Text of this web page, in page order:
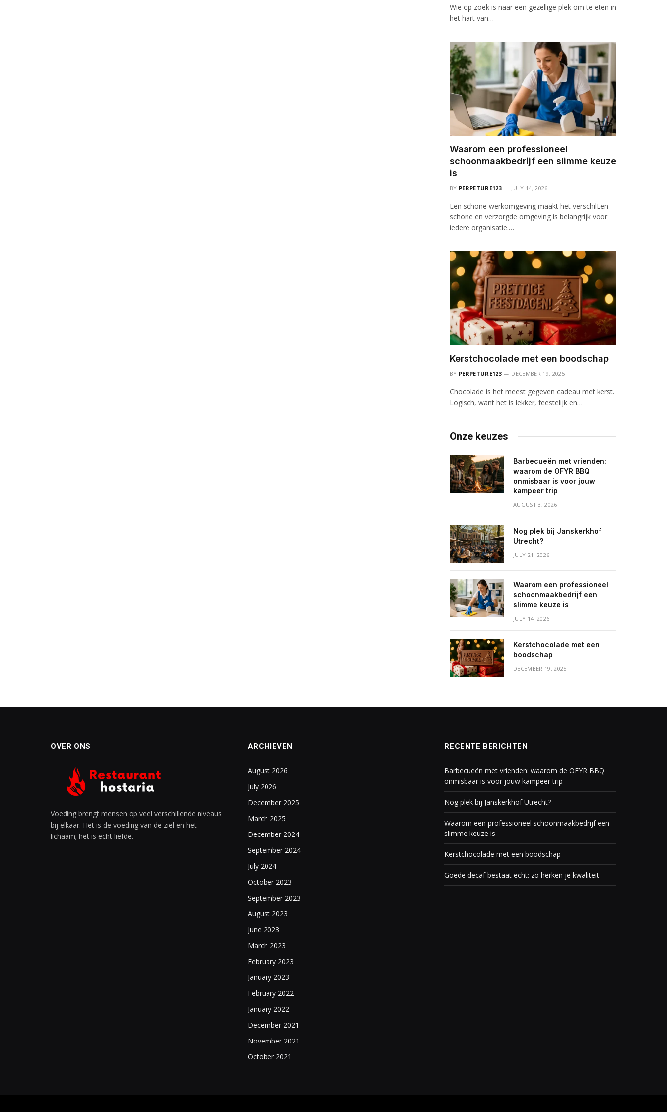
Wie op zoek is naar een gezellige plek om te eten in
het hart van…
Waarom een professioneel
schoonmaakbedrijf een slimme keuze
is
BY PERPETURE123 JULY 14, 2026
Een schone werkomgeving maakt het verschilEen
schone en verzorgde omgeving is belangrijk voor
iedere organisatie.…
Kerstchocolade met een boodschap
BY PERPETURE123 DECEMBER 19, 2025
Chocolade is het meest gegeven cadeau met kerst.
Logisch, want het is lekker, feestelijk en…
Onze keuzes
Barbecueën met vrienden:
waarom de OFYR BBQ
onmisbaar is voor jouw
kampeer trip
AUGUST 3, 2026
Nog plek bij Janskerkhof
Utrecht?
JULY 21, 2026
Waarom een professioneel
schoonmaakbedrijf een
slimme keuze is
JULY 14, 2026
Kerstchocolade met een
boodschap
DECEMBER 19, 2025
OVER ONS
Voeding brengt mensen op veel verschillende niveaus
bij elkaar. Het is de voeding van de ziel en het
lichaam; het is echt liefde.
ARCHIEVEN
August 2026
July 2026
December 2025
March 2025
December 2024
September 2024
July 2024
October 2023
September 2023
August 2023
June 2023
March 2023
February 2023
January 2023
February 2022
January 2022
December 2021
November 2021
October 2021
RECENTE BERICHTEN
Barbecueën met vrienden: waarom de OFYR BBQ
onmisbaar is voor jouw kampeer trip
Nog plek bij Janskerkhof Utrecht?
Waarom een professioneel schoonmaakbedrijf een
slimme keuze is
Kerstchocolade met een boodschap
Goede decaf bestaat echt: zo herken je kwaliteit